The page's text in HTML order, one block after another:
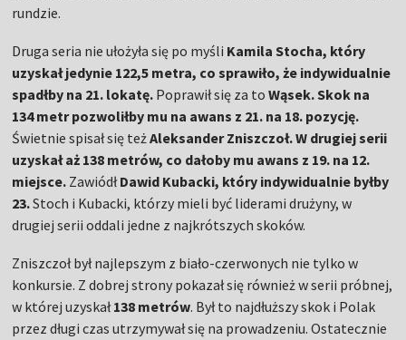
rundzie.
Druga seria nie ułożyła się po myśli Kamila Stocha, który
uzyskał jedynie 122,5 metra, co sprawiło, że indywidualnie
spadłby na 21. lokatę. Poprawił się za toWąsek. Skok na
134 metr pozwoliłby mu na awans z 21. na 18. pozycję.
Świetnie spisał się teżAleksander Zniszczoł. W drugiej serii
uzyskał aż 138 metrów, co dałoby mu awans z 19. na 12.
miejsce. ZawiódłDawid Kubacki, który indywidualnie byłby
23.Stoch i Kubacki, którzy mieli być liderami drużyny, w
drugiej serii oddali jedne z najkrótszych skoków.
Zniszczoł był najlepszym z biało-czerwonych nie tylko w
konkursie. Z dobrej strony pokazał się również w serii próbnej,
w której uzyskał138 metrów. Był to najdłuższy skok i Polak
przez długi czas utrzymywał się na prowadzeniu. Ostatecznie